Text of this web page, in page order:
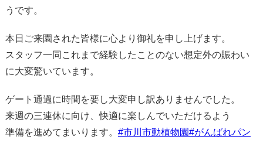
うです。
本日ご来園された皆様に心より御礼を申し上げます。
スタッフ一同これまで経験したことのない想定外の賑わい
に大変驚いています。
ゲート通過に時間を要し大変申し訳ありませんでした。
来週の三連休に向け、快適に楽しんでいただけるよう
準備を進めてまいります。 #市川市動植物園#がんばれパン